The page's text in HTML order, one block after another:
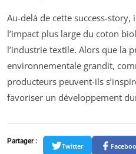
Au-delà de cette success-
l’impact plus large du coton
l’industrie textile. Alors que la
environnementale grandit,
producteurs peuvent-ils
favoriser un développement
Partager :
Twitter